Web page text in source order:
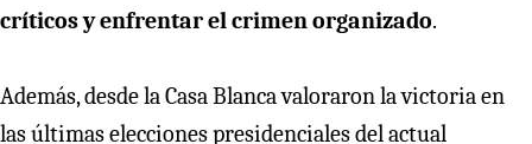
críticos y enfrentar el crimen organizado.
Además, desde la Casa Blanca valoraron la victoria en
las últimas elecciones presidenciales del actual